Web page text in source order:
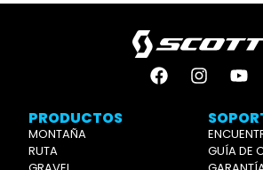
PRODUCTOS
MONTAÑA
RUTA
GUÍA DE